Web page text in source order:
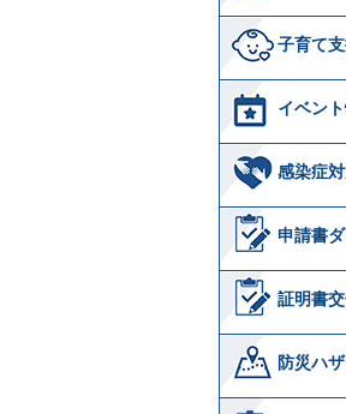
子育て
イベン
感染症
申請書
証明書
防災ハ